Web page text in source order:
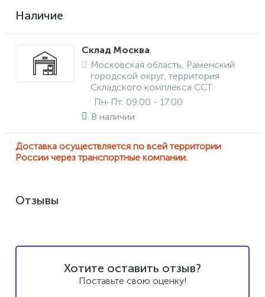
Наличие
Склад Москва
Московская область, Раменский
городской округ, территория
Складского комплекса ССТ
Пн-Пт: 09:00 - 17:00
В наличии
Доставка осуществляется по всей территории
России через транспортные компании.
Отзывы
Хотите оставить отзыв?
Поставьте свою оценку!